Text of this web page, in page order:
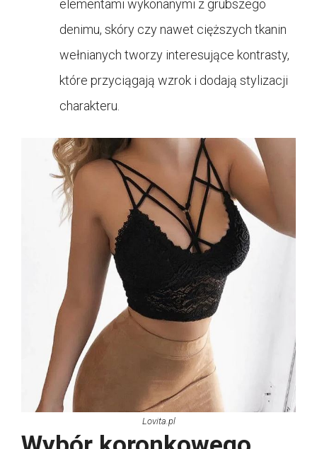
elementami wykonanymi z grubszego
denimu, skóry czy nawet cięższych tkanin
wełnianych tworzy interesujące kontrasty,
które przyciągają wzrok i dodają stylizacji
charakteru.
Lovita.pl